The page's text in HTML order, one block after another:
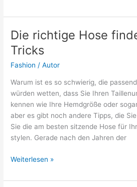
zu
Kleid?
Die richtige Hose
Tricks
Fashion /Autor
Warum ist es so schwierig, die
würden wetten, dass Sie Ihren
kennen wie Ihre Hemdgröße oder
aber es gibt noch andere Tipps, die
Sie die am besten sitzende Hose für
stylen. Gerade nach den Jahren der
Die
Hose
Weiterlesen »